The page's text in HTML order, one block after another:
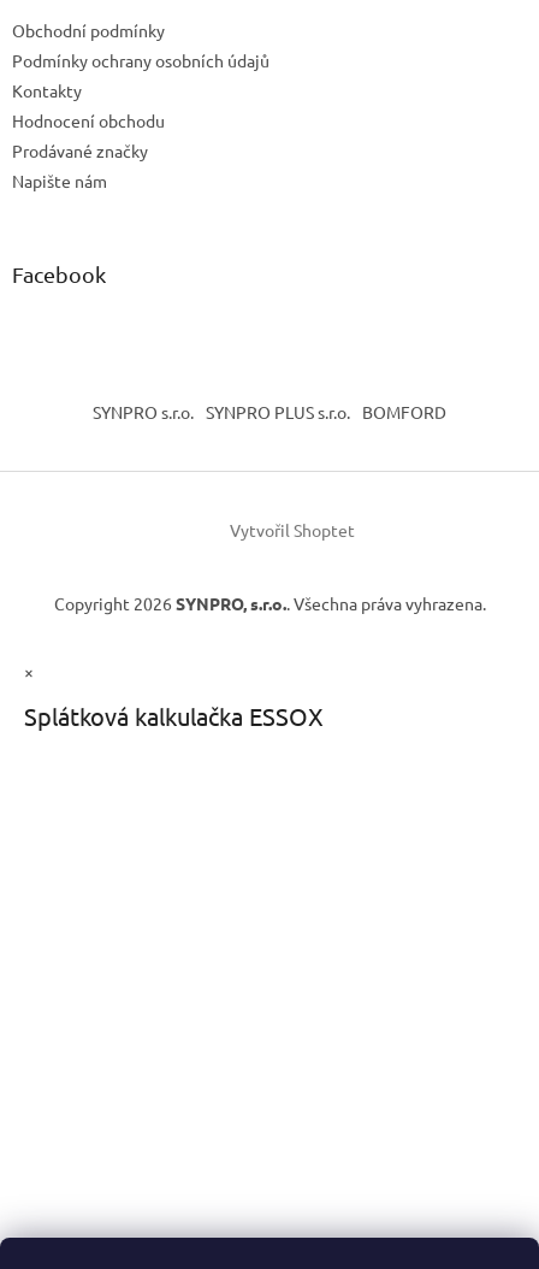
Obchodní podmínky
Podmínky ochrany osobních údajů
Kontakty
Hodnocení obchodu
Prodávané značky
Napište nám
Facebook
SYNPRO s.r.o. SYNPRO PLUS s.r.o. BOMFORD
Vytvořil Shoptet
Copyright 2026 SYNPRO, s.r.o.. Všechna práva vyhrazena.
×
Splátková kalkulačka ESSOX